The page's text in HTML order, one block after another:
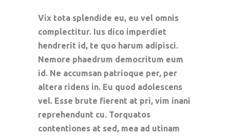
Vix tota splendide eu, eu vel omnis
complectitur. Ius dico imperdiet
hendrerit id, te quo harum adipisci.
Nemore phaedrum democritum eum
id. Ne accumsan patrioque per, per
altera ridens in. Eu quod adolescens
vel. Esse brute fierent at pri, vim inani
reprehendunt cu. Torquatos
contentiones at sed, mea ad utinam